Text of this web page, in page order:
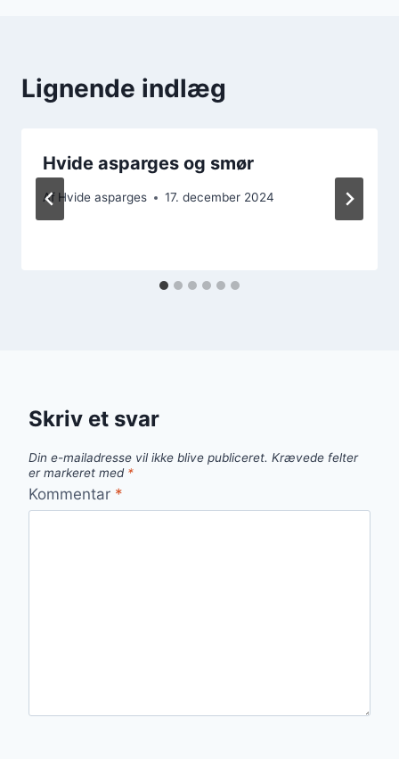
Lignende indlæg
Hvide asparges og smør
Af Hvide asparges 17. december 2024
Skriv et svar
Din e-mailadresse vil ikke blive publiceret. Krævede felter
er markeret med *
Kommentar *